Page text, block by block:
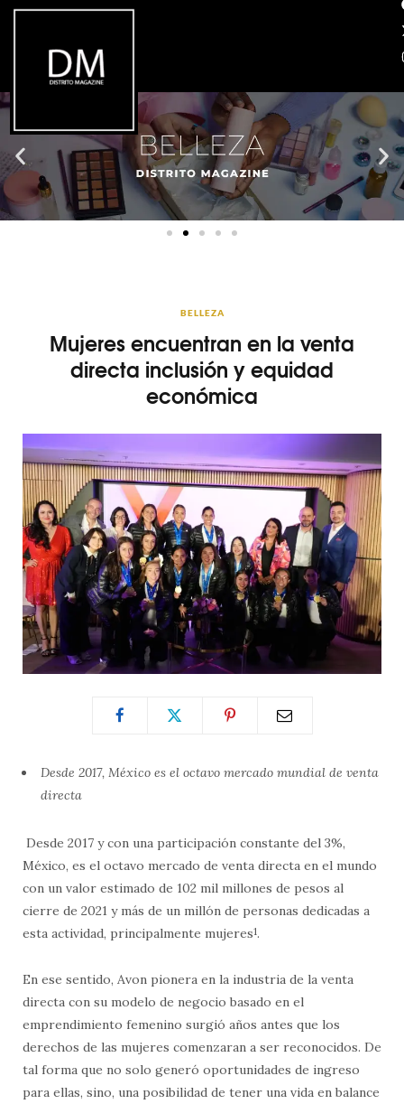
BELLEZA
Mujeres encuentran en la venta
directa inclusión y equidad
económica
Desde 2017, México es el octavo mercado mundial de venta
directa
Desde 2017 y con una participación constante del 3%,
México, es el octavo mercado de venta directa en el mundo
con un valor estimado de 102 mil millones de pesos al
cierre de 2021 y más de un millón de personas dedicadas a
esta actividad, principalmente mujeres1.
En ese sentido, Avon pionera en la industria de la venta
directa con su modelo de negocio basado en el
emprendimiento femenino surgió años antes que los
derechos de las mujeres comenzaran a ser reconocidos. De
tal forma que no solo generó oportunidades de ingreso
para ellas, sino, una posibilidad de tener una vida en balance